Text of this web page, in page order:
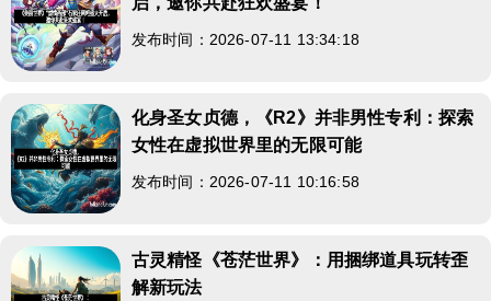
发布时间：2026-07-11 13:34:18
化身圣女贞德，《R2》并非男性专利：探索
女性在虚拟世界里的无限可能
发布时间：2026-07-11 10:16:58
古灵精怪《苍茫世界》：用捆绑道具玩转歪
解新玩法